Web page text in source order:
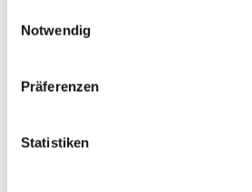
Notwendig
Präferenzen
Statistiken